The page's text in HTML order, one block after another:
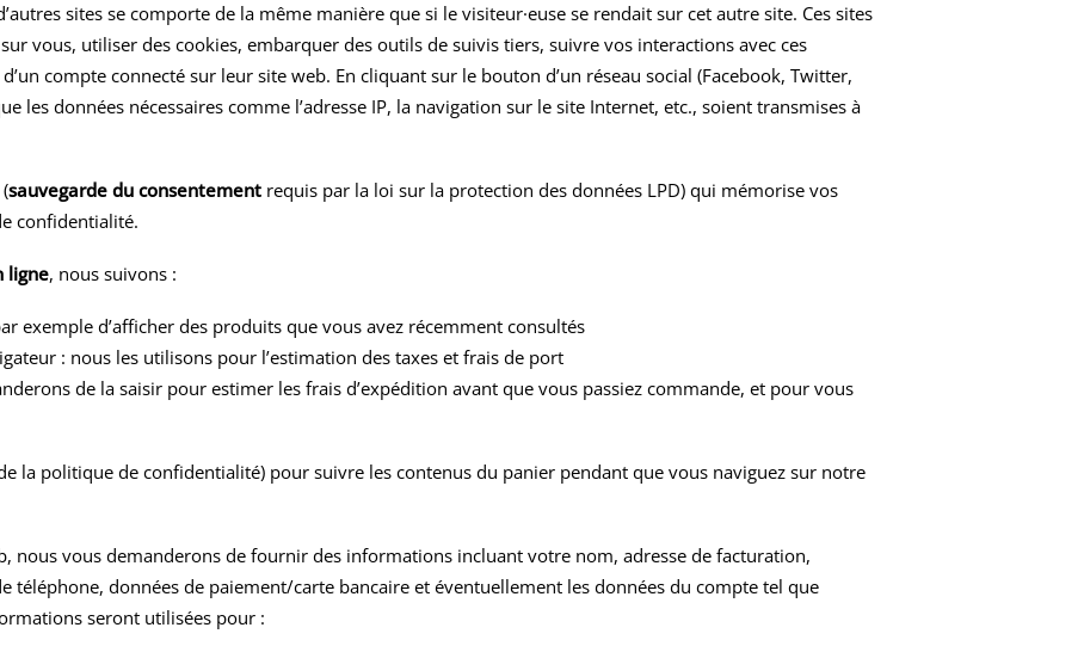
sites se comporte de la même manière que si le visiteur·euse se rendait sur cet autre site. Ces sites
vous, utiliser des cookies, embarquer des outils de suivis tiers, suivre vos interactions avec ces
compte connecté sur leur site web. En cliquant sur le bouton d’un réseau social (Facebook, Twitter,
les données nécessaires comme l’adresse IP, la navigation sur le site Internet, etc., soient transmises à
sauvegarde du consentement requis par la loi sur la protection des données LPD) qui mémorise vos
confidentialité.
ligne, nous suivons :
exemple d’afficher des produits que vous avez récemment consultés
: nous les utilisons pour l’estimation des taxes et frais de port
de la saisir pour estimer les frais d’expédition avant que vous passiez commande, et pour vous
la politique de confidentialité) pour suivre les contenus du panier pendant que vous naviguez sur notre
nous vous demanderons de fournir des informations incluant votre nom, adresse de facturation,
téléphone, données de paiement/carte bancaire et éventuellement les données du compte tel que
seront utilisées pour :